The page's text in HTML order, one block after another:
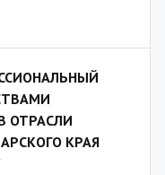
ОТРАСЛИ
КРАЯ